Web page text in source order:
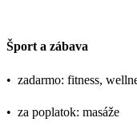
Šport a zábava
• zadarmo: fitness,
• za poplatok: masáže